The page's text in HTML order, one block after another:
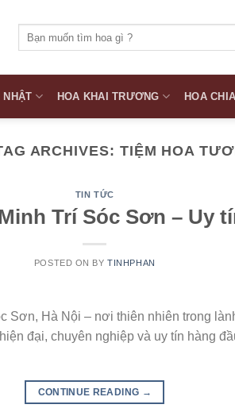
kiếm:
NHẬT HOA KHAI TRƯƠNG HOA
ARCHIVES: TIỆM HOA
TIN TỨC
Trí Sóc Sơn – Uy
POSTED ON BYTINHPHAN
Sơn, Hà Nội – nơi thiên nhiên trong
đại, chuyên nghiệp và uy tín hàng
CONTINUE READING →